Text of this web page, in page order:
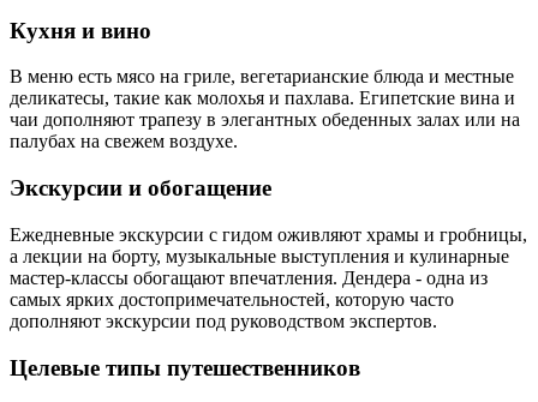
Кухня и вино
В меню есть мясо на гриле, вегетарианские блюда и местные
деликатесы, такие как молохья и пахлава. Египетские вина и
чаи дополняют трапезу в элегантных обеденных залах или на
палубах на свежем воздухе.
Экскурсии и обогащение
Ежедневные экскурсии с гидом оживляют храмы и гробницы,
а лекции на борту, музыкальные выступления и кулинарные
мастер-классы обогащают впечатления. Дендера - одна из
самых ярких достопримечательностей, которую часто
дополняют экскурсии под руководством экспертов.
Целевые типы путешественников